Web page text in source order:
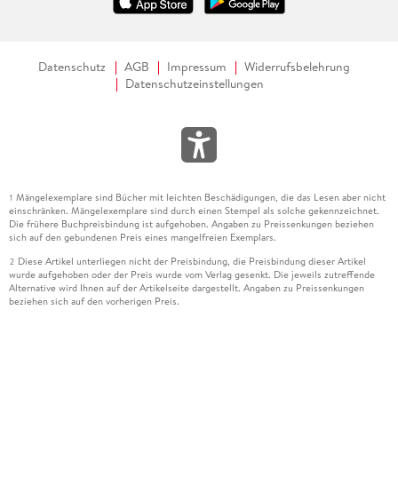
Datenschutz AGB Impressum
Widerrufsbelehrung
Datenschutzeinstellungen
1 Mängelexemplare sind Bücher mit leichten Beschädigungen, die das Lesen aber nicht
einschränken. Mängelexemplare sind durch einen Stempel als solche gekennzeichnet.
Die frühere Buchpreisbindung ist aufgehoben. Angaben zu Preissenkungen beziehen
sich auf den gebundenen Preis eines mangelfreien Exemplars.
2 Diese Artikel unterliegen nicht der Preisbindung, die Preisbindung dieser Artikel
wurde aufgehoben oder der Preis wurde vom Verlag gesenkt. Die jeweils zutreffende
Alternative wird Ihnen auf der Artikelseite dargestellt. Angaben zu Preissenkungen
beziehen sich auf den vorherigen Preis.